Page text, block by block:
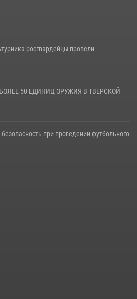
росгвардейцы провели
50 ЕДИНИЦ ОРУЖИЯ В ТВЕРСКОЙ
при проведении футбольного